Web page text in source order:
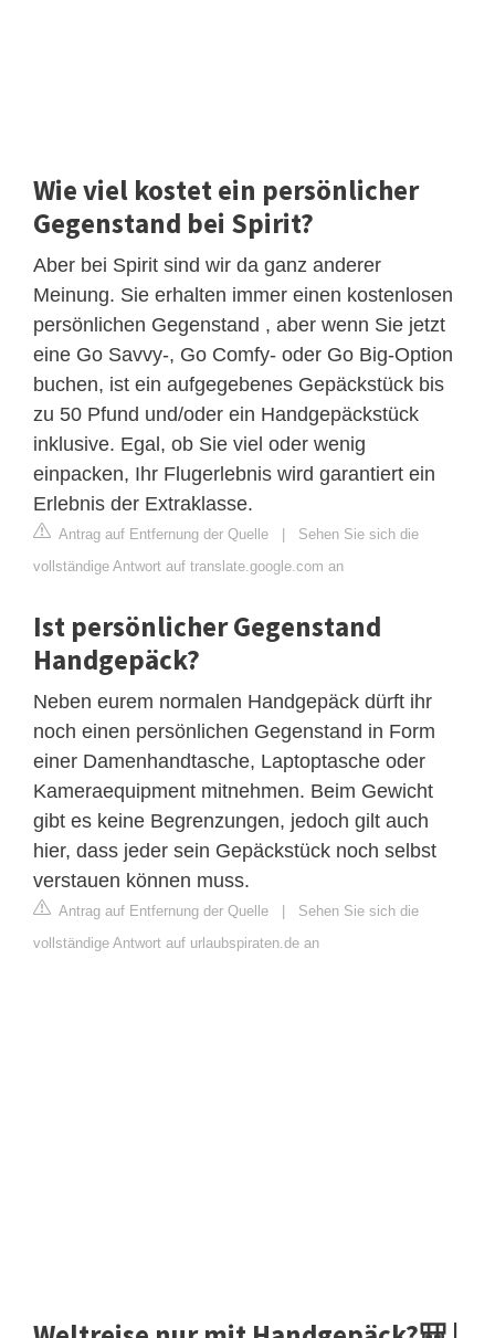
Wie viel kostet ein persönlicher
Gegenstand bei Spirit?
Aber bei Spirit sind wir da ganz anderer
Meinung. Sie erhalten immer einen kostenlosen
persönlichen Gegenstand , aber wenn Sie jetzt
eine Go Savvy-, Go Comfy- oder Go Big-Option
buchen, ist ein aufgegebenes Gepäckstück bis
zu 50 Pfund und/oder ein Handgepäckstück
inklusive. Egal, ob Sie viel oder wenig
einpacken, Ihr Flugerlebnis wird garantiert ein
Erlebnis der Extraklasse.
Antrag auf Entfernung der Quelle
Sehen Sie sich die
vollständige Antwort auf translate.google.com an
Ist persönlicher Gegenstand
Handgepäck?
Neben eurem normalen Handgepäck dürft ihr
noch einen persönlichen Gegenstand in Form
einer Damenhandtasche, Laptoptasche oder
Kameraequipment mitnehmen. Beim Gewicht
gibt es keine Begrenzungen, jedoch gilt auch
hier, dass jeder sein Gepäckstück noch selbst
verstauen können muss.
Antrag auf Entfernung der Quelle
Sehen Sie sich die
vollständige Antwort auf urlaubspiraten.de an